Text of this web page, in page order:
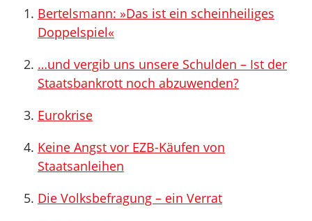
Bertelsmann: »Das ist ein scheinheiliges
Doppelspiel«
…und vergib uns unsere Schulden – Ist der
Staatsbankrott noch abzuwenden?
Eurokrise
Keine Angst vor EZB-Käufen von
Staatsanleihen
Die Volksbefragung – ein Verrat